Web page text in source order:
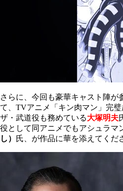
さらに、今回も豪華キャスト陣
て、TVアニメ「キン肉マン」完
ザ・武道役も務めている大塚明夫
役として同アニメでもアシュラマ
し） 氏、が作品に華を添えてくだ